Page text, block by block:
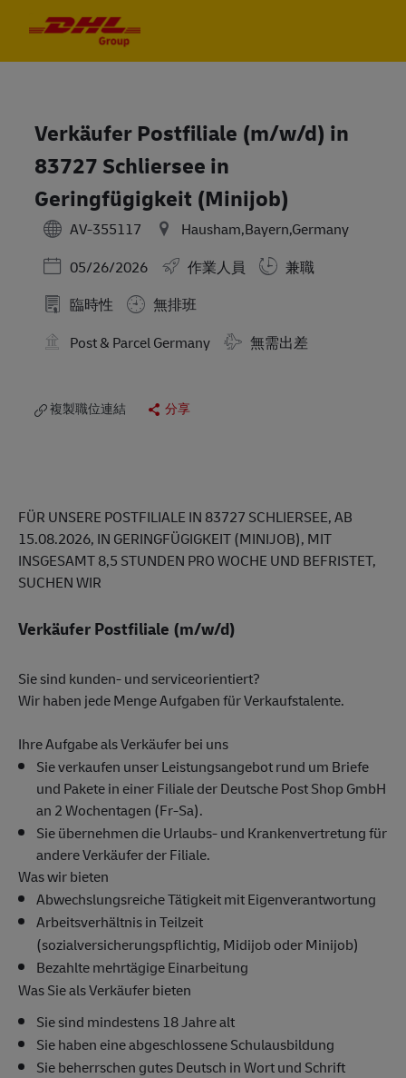
Verkäufer Postfiliale (m/w/d) in
83727 Schliersee in
Geringfügigkeit (Minijob)
AV-355117
Hausham,Bayern,Germany
Posted Date
05/26/2026 作業人員
兼職
臨時性
無排班
Post & Parcel Germany
Travel Required
無需出差
複製職位連結 分享
FÜR UNSERE POSTFILIALE IN 83727 SCHLIERSEE, AB
15.08.2026, IN GERINGFÜGIGKEIT (MINIJOB), MIT
INSGESAMT 8,5 STUNDEN PRO WOCHE UND BEFRISTET,
SUCHEN WIR
Verkäufer Postfiliale (m/w/d)
Sie sind kunden- und serviceorientiert?
Wir haben jede Menge Aufgaben für Verkaufstalente.
Ihre Aufgabe als Verkäufer bei uns
Sie verkaufen unser Leistungsangebot rund um Briefe
und Pakete in einer Filiale der Deutsche Post Shop GmbH
an 2 Wochentagen (Fr-Sa).
Sie übernehmen die Urlaubs- und Krankenvertretung für
andere Verkäufer der Filiale.
Was wir bieten
Abwechslungsreiche Tätigkeit mit Eigenverantwortung
Arbeitsverhältnis in Teilzeit
(sozialversicherungspflichtig, Midijob oder Minijob)
Bezahlte mehrtägige Einarbeitung
Was Sie als Verkäufer bieten
Sie sind mindestens 18 Jahre alt
Sie haben eine abgeschlossene Schulausbildung
Sie beherrschen gutes Deutsch in Wort und Schrift